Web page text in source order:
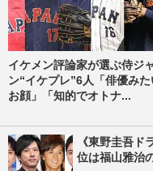
イケメン評論家が選ぶ侍ジ
ン“イケプレ”6人「俳優み
お顔」「知的でオトナ...
《東野圭吾
位は福山雅治